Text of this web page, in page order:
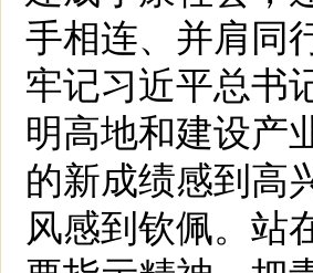
手相连、并肩同
牢记习近平总书
明高地和建设产
的新成绩感到高
风感到钦佩。站